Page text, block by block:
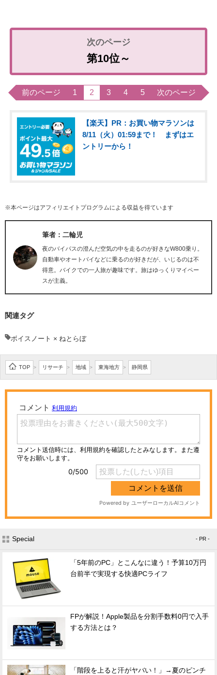
第10位～
前のページ 1 2 3 4 5 次のページ
【楽天】PR：お買い物マラソンは
8/11（火）01:59まで！ まずはエ
ントリーから！
※本ページはアフィリエイトプログラムによる収益を得ています
筆者：二輪児
夜のバイパスの澄んだ空気の中を走るのが好きなW800乗り。
自動車やオートバイなどに乗るのが好きだが、いじるのは不
得意。バイクでの一人旅が趣味です。旅はゆっくりマイペー
スが主義。
関連タグ
ボイスノート × ねとらぼ
TOP > リサーチ > 地域 > 東海地方 > 静岡県
Special - PR -
「5年前のPC」とこんなに違う！予算10万円
台前半で実現する快適PCライフ
FPが解説！Apple製品を分割手数料0円で入手
する方法とは？
「階段を上ると汗がヤバい！」→夏のピンチ